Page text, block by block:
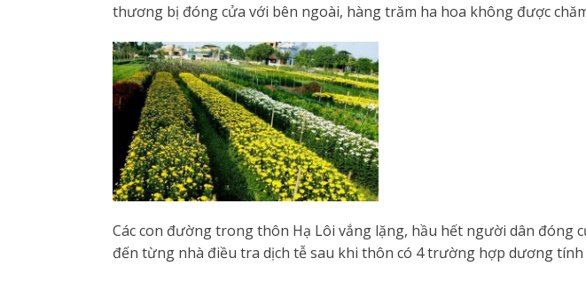
thương bị đóng cửa với bên ngoài, hàng trăm ha hoa không được
Các con đường trong thôn Hạ Lôi vắng lặng, hầu hết người dân đóng
đến từng nhà điều tra dịch tễ sau khi thôn có 4 trường hợp dương tính